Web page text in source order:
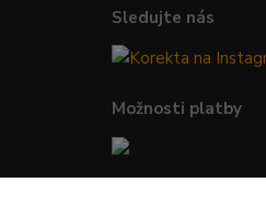
Sledujte nás
Možnosti platby